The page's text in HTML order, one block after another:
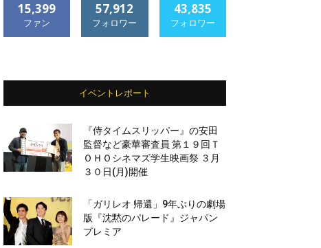
15,399
ファン
57,912
フォロワー
43,835
フォロワー
イベントレポート
『侍タイムスリッパー』の安田
監督など豪華審査員 第１９回Ｔ
ＯＨＯシネマズ学生映画祭 ３月
３０日(月)開催
「ガリレオ 帰還」9年ぶりの劇場
版『沈黙のパレード』ジャパン
プレミア